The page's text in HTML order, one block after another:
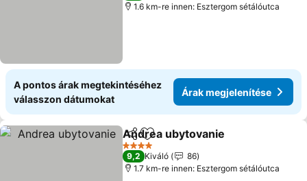
1.6 km-re innen: Esztergom sétálóutca
A pontos árak megtekintéséhez
válasszon dátumokat
Árak megjelenítése
Megosztás
Hozzáadás a kedvencekhez
Andrea ubytovanie
4 Kategória
9,2 Kiváló
86
1.7 km-re innen: Esztergom sétálóutca